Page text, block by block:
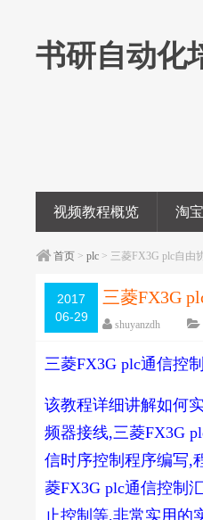
书研自动化
视频教程概览 淘
首页 >plc > 三菱FX3G plc自由
2017
06-29
三菱FX3G
shuyanzdh
三菱FX3G plc通信控
该教程详细讲解如何
频器接线,三菱FX3G
信时序控制程序编写,
菱FX3G plc通信控制
止控制等,非常实用的